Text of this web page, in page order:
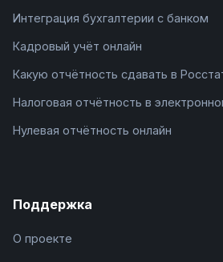
Интеграция бухгалтерии с банком
Кадровый учёт онлайн
Какую отчётность сдавать в
Налоговая отчётность в
Нулевая отчётность онлайн
Поддержка
О проекте